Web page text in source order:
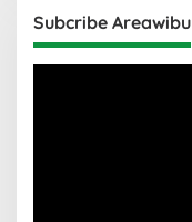
Subcribe Areawibu